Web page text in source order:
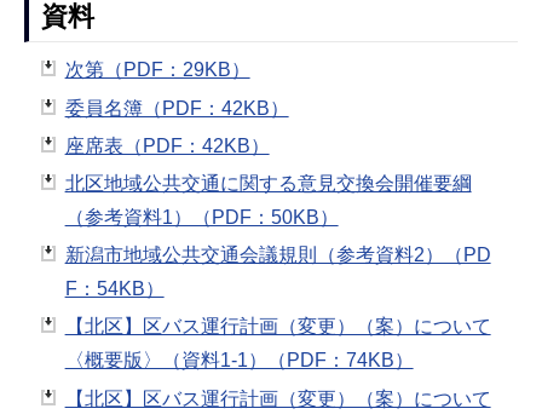
資料
次第（PDF：29KB）
委員名簿（PDF：42KB）
座席表（PDF：42KB）
北区地域公共交通に関する意見交換会開催要綱
（参考資料1）（PDF：50KB）
新潟市地域公共交通会議規則（参考資料2）（PD
F：54KB）
【北区】区バス運行計画（変更）（案）について
〈概要版〉（資料1-1）（PDF：74KB）
【北区】区バス運行計画（変更）（案）について